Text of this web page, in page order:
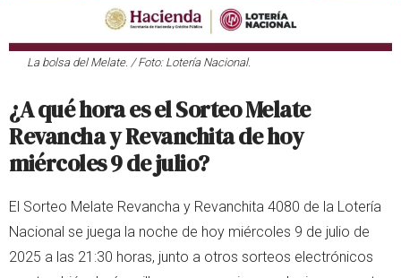
La bolsa del Melate. / Foto: Lotería Nacional.
¿A qué hora es el Sorteo Melate
Revancha y Revanchita de hoy
miércoles 9 de julio?
El Sorteo Melate Revancha y Revanchita 4080 de la Lotería
Nacional se juega la noche de hoy miércoles 9 de julio de
2025 a las 21:30 horas, junto a otros sorteos electrónicos